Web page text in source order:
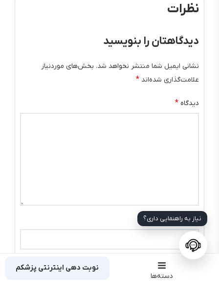
دسته‌ها
نوبت دهی اینترنتی پزشکم
نظرات
دیدگاهتان را بنویسید
نشانی ایمیل شما منتشر نخواهد شد. بخش‌های موردنیاز
علامت‌گذاری شده‌اند *
دیدگاه *
نام*
نیاز به راهنمایی داری؟